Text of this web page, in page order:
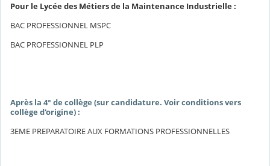
Pour le Lycée des Métiers de la Maintenance Industrielle :
BAC PROFESSIONNEL MSPC
BAC PROFESSIONNEL PLP
Après la 4° de collège (sur candidature. Voir conditions vers
collège d'origine) :
3EME PREPARATOIRE AUX FORMATIONS PROFESSIONNELLES